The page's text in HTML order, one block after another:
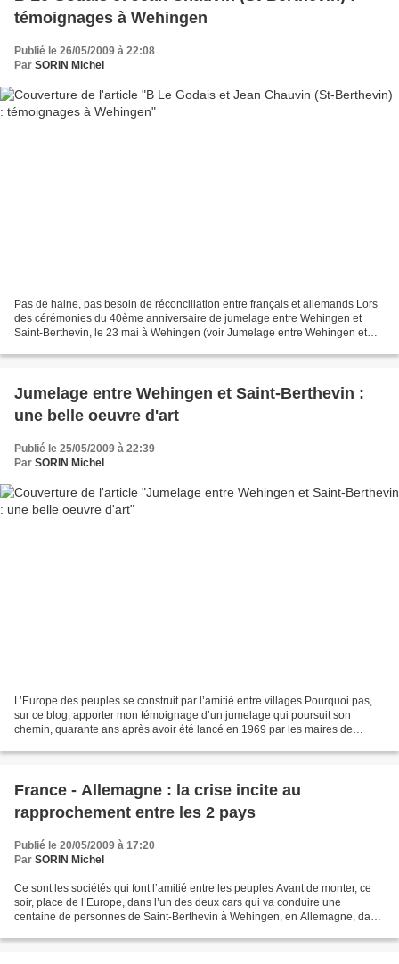
témoignages à Wehingen
Publié le 26/05/2009 à 22:08
Par SORIN Michel
Pas de haine, pas besoin de réconciliation entre français et allemands Lors
des cérémonies du 40ème anniversaire de jumelage entre Wehingen et
Saint-Berthevin, le 23 mai à Wehingen (voir Jumelage entre Wehingen et
Jumelage entre Wehingen et Saint-Berthevin :
une belle oeuvre d'art
Publié le 25/05/2009 à 22:39
Par SORIN Michel
L’Europe des peuples se construit par l’amitié entre villages Pourquoi pas,
sur ce blog, apporter mon témoignage d’un jumelage qui poursuit son
chemin, quarante ans après avoir été lancé en 1969 par les maires de
France - Allemagne : la crise incite au
rapprochement entre les 2 pays
Publié le 20/05/2009 à 17:20
Par SORIN Michel
Ce sont les sociétés qui font l’amitié entre les peuples Avant de monter, ce
soir, place de l’Europe, dans l’un des deux cars qui va conduire une
centaine de personnes de Saint-Berthevin à Wehingen, en Allemagne, dans